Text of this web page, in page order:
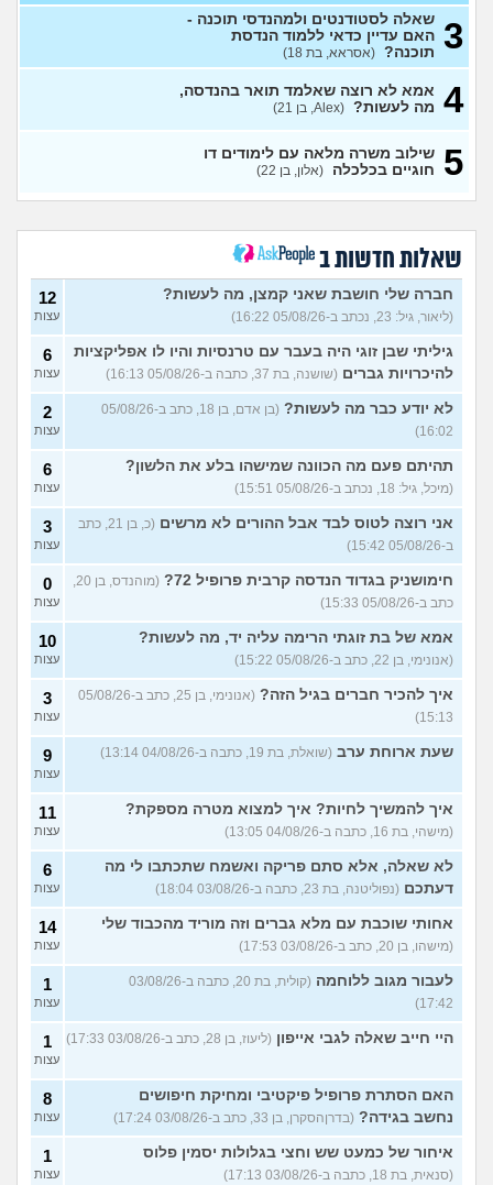
אני מרגישה שאני לא מתקדמת
לשום מקום
(ללללל, בת 24)
לימודים בתחום מזרחנות/
קרימינולוגיה עם אבחנות
ללמוד פסיכולוגיה? (מישהו, בן
87)
אם הייתה לכם מכונת זמן.
(ירין, בת 19)
סיימתי תואר והבנתי שאני לא
עכשיו?
(טל, בת 29)
9
עצות
מס שאלות לסטודנטים ובוגרים
של המכללה האקדמית וינגייט
1
עצות
לימודים מסלול בוקר או ערב?
(אנונימית, בת 27)
3
עצות
אילו יחידות טכנולוגיות יש?
(אנונימי, בן 17)
2
עצות
החיים בתור סטודנט לרפואה
(אנונימי, בן 20)
9
עצות
הנדסת בניין באריאל או סמי
שמעון?
(יותם, בן 23)
3
עצות
אני מרגישה ממש תקועה, איך
להתמודד? (מאיה, בת 23) עצות
עוד שאלות חדשות במדור
3 שאלה לסטודנטים ולמהנדסי תוכנה -
האם עדיין כדאי ללמוד הנדסת
תוכנה? (אסראא, בת 18)
4 אמא לא רוצה שאלמד תואר בהנדסה,
מה לעשות? (Alex, בן 21)
5 שילוב משרה מלאה עם לימודים דו
חוגיים בכלכלה (אלון, בן 22)
שאלות חדשות ב
חברה שלי חושבת שאני קמצן, מה לעשות?
(ליאור, גיל: 23, נכתב ב-05/08/26 16:22)
12
עצות
גיליתי שבן זוגי היה בעבר עם טרנסיות והיו לו אפליקציות
להיכרויות גברים (שושנה, בת 37, כתבה ב-05/08/26 16:13)
6
עצות
לא יודע כבר מה לעשות?
(בן אדם, בן 18, כתב ב-05/08/26
16:02)
2
עצות
תהיתם פעם מה הכוונה שמישהו בלע את הלשון?
(מיכל, גיל: 18, נכתב ב-05/08/26 15:51)
6
עצות
אני רוצה לטוס לבד אבל ההורים לא מרשים
(כ, בן 21, כתב
ב-05/08/26 15:42)
3
עצות
חימושניק בגדוד הנדסה קרבית פרופיל 72?
כתב ב-05/08/26 15:33)
0
עצות
אמא של בת זוגתי הרימה עליה יד, מה לעשות?
(אנונימי, בן 22, כתב ב-05/08/26 15:22)
10
עצות
איך להכיר חברים בגיל הזה?
(אנונימי, בן 25, כתב ב-05/08/26
15:13)
3
עצות
שעת ארוחת ערב (שואלת, בת 19, כתבה ב-04/08/26 13:14) 9
עצות
איך להמשיך לחיות? איך למצוא מטרה מספקת?
(מישהי, בת 16, כתבה ב-04/08/26 13:05)
11
עצות
לא שאלה, אלא סתם פריקה ואשמח שתכתבו לי מה
דעתכם (נפוליטנה, בת 23, כתבה ב-03/08/26 18:04)
6
עצות
אחותי שוכבת עם מלא גברים וזה מוריד מהכבוד שלי
(מישהו, בן 20, כתב ב-03/08/26 17:53)
14
עצות
לעבור מגוב ללוחמה
(קולית, בת 20, כתבה ב-03/08/26
17:42)
1
עצות
היי חייב שאלה לגבי אייפון (ליעוז, בן 28, כתב ב-03/08/26 17:33) 1
עצות
האם הסתרת פרופיל פיקטיבי ומחיקת חיפושים
נחשב בגידה? (בדרןהסקרן, בן 33, כתב ב-03/08/26 17:24)
8
עצות
איחור של כמעט שש וחצי בגלולות יסמין פלוס
(סנאית, בת 18, כתבה ב-03/08/26 17:13)
1
עצות